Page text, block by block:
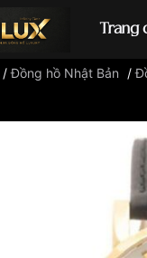
Trang
/Đồng hồ Nhật Bản /